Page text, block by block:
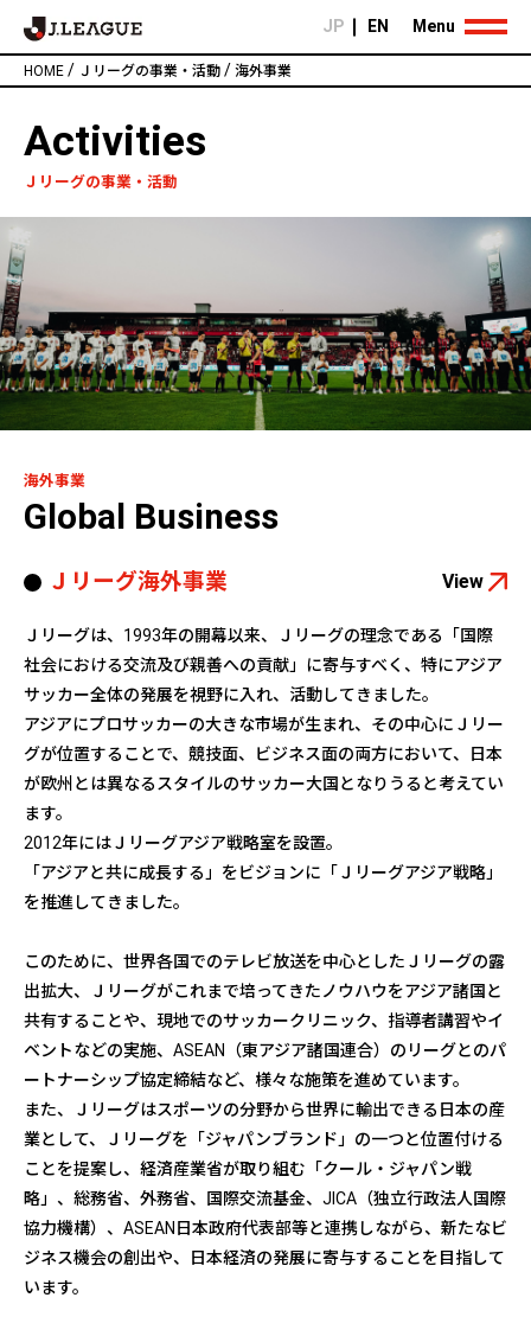
JP EN
HOME / Ｊリーグの事業・活動 / 海外事業
Menu
Activities
Ｊリーグの事業・活動
海外事業
Global Business
Ｊリーグ海外事業 View
Ｊリーグは、1993年の開幕以来、Ｊリーグの理念である「国際
社会における交流及び親善への貢献」に寄与すべく、特にアジア
サッカー全体の発展を視野に入れ、活動してきました。
アジアにプロサッカーの大きな市場が生まれ、その中心にＪリー
グが位置することで、競技面、ビジネス面の両方において、日本
が欧州とは異なるスタイルのサッカー大国となりうると考えてい
ます。
2012年にはＪリーグアジア戦略室を設置。
「アジアと共に成長する」をビジョンに「Ｊリーグアジア戦略」
を推進してきました。
このために、世界各国でのテレビ放送を中心としたＪリーグの露
出拡大、Ｊリーグがこれまで培ってきたノウハウをアジア諸国と
共有することや、現地でのサッカークリニック、指導者講習やイ
ベントなどの実施、ASEAN（東アジア諸国連合）のリーグとのパ
ートナーシップ協定締結など、様々な施策を進めています。
また、Ｊリーグはスポーツの分野から世界に輸出できる日本の産
業として、Ｊリーグを「ジャパンブランド」の一つと位置付ける
ことを提案し、経済産業省が取り組む「クール・ジャパン戦
略」、総務省、外務省、国際交流基金、JICA（独立行政法人国際
協力機構）、ASEAN日本政府代表部等と連携しながら、新たなビ
ジネス機会の創出や、日本経済の発展に寄与することを目指して
います。